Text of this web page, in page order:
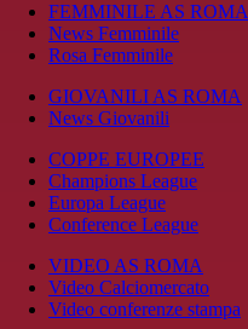
FEMMINILE AS ROMA
News Femminile
Rosa Femminile
GIOVANILI AS ROMA
News Giovanili
COPPE EUROPEE
Champions League
Europa League
Conference League
VIDEO AS ROMA
Video Calciomercato
Video conferenze stampa